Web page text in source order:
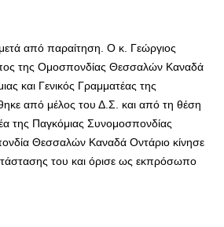
από παραίτηση. Ο κ. Γεώργιος
της Ομοσπονδίας Θεσσαλών Καναδά
και Γενικός Γραμματέας της
από μέλος του Δ.Σ. και από τη θέση
της Παγκόμιας Συνομοσπονδίας
Θεσσαλών Καναδά Οντάριο κίνησε
του και όρισε ως εκπρόσωπο